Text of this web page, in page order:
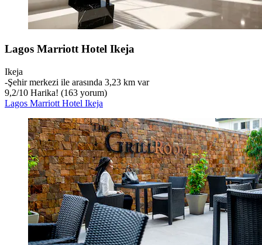
Lagos Marriott Hotel Ikeja
Ikeja
‐Şehir merkezi ile arasında 3,23 km var
9,2/10 Harika! (163 yorum)
Lagos Marriott Hotel Ikeja